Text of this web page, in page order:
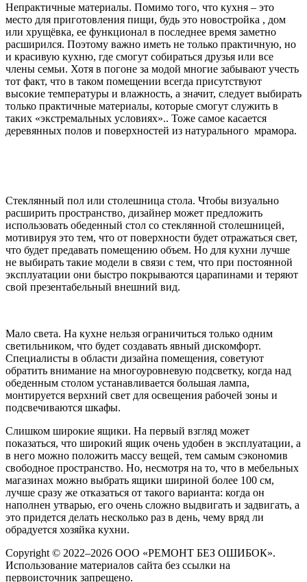
Непрактичные материалы. Помимо того, что кухня – это
место для приготовления пищи, будь это новостройка , дом
или хрущёвка, ее функционал в последнее время заметно
расширился. Поэтому важно иметь не только практичную, но
и красивую кухню, где смогут собираться друзья или все
члены семьи. Хотя в погоне за модой многие забывают учесть
тот факт, что в таком помещении всегда присутствуют
высокие температуры и влажность, а значит, следует выбирать
только практичные материалы, которые смогут служить в
таких «экстремальных условиях».. Тоже самое касается
деревянных полов и поверхностей из натурального мрамора.
Стеклянный пол или столешница стола. Чтобы визуально
расширить пространство, дизайнер может предложить
использовать обеденный стол со стеклянной столешницей,
мотивируя это тем, что от поверхности будет отражаться свет,
что будет предавать помещению объем. Но для кухни лучше
не выбирать такие модели в связи с тем, что при постоянной
эксплуатации они быстро покрываются царапинами и теряют
свой презентабельный внешний вид.
Мало света. На кухне нельзя ограничиться только одним
светильником, что будет создавать явный дискомфорт.
Специалисты в области дизайна помещения, советуют
обратить внимание на многоуровневую подсветку, когда над
обеденным столом устанавливается большая лампа,
монтируется верхний свет для освещения рабочей зоны и
подсвечиваются шкафы.
Слишком широкие ящики. На первый взгляд может
показаться, что широкий ящик очень удобен в эксплуатации, а
в него можно положить массу вещей, тем самым сэкономив
свободное пространство. Но, несмотря на то, что в мебельных
магазинах можно выбрать ящики шириной более 100 см,
лучше сразу же отказаться от такого варианта: когда он
наполнен утварью, его очень сложно выдвигать и задвигать, а
это придется делать несколько раз в день, чему вряд ли
обрадуется хозяйка кухни.
Copyright © 2022–2026 ООО «РЕМОНТ БЕЗ ОШИБОК».
Использование материалов сайта без ссылки на
первоисточник запрещено.